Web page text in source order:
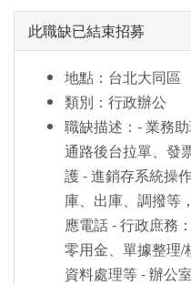
此職缺已結束招募
地點：台北大同區
類別：行政辦公
職缺描述：- 業務
通路後台拉單、發
護 - 進銷存系統操
庫、出庫、調撥等
應電話 - 行政庶務
零用金、單據整理
資料處理等 - 辦公